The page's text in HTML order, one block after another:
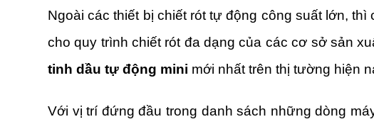
Ngoài các thiết bị chiết rót tự động công suất lớn,
cho quy trình chiết rót đa dạng của các cơ sở sản
tinh dầu tự động mini mới nhất trên thị tường hiện
Với vị trí đứng đầu trong danh sách những dòng